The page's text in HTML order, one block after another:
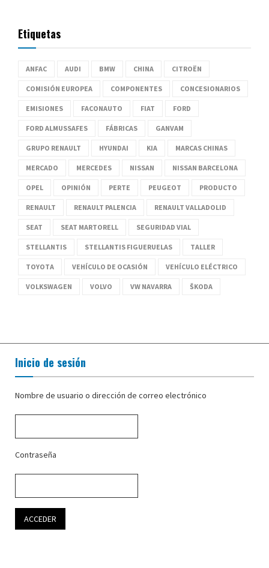
Etiquetas
ANFAC AUDI BMW CHINA CITROËN
COMISIÓN EUROPEA COMPONENTES CONCESIONARIOS
EMISIONES FACONAUTO FIAT FORD
FORD ALMUSSAFES FÁBRICAS GANVAM
GRUPO RENAULT HYUNDAI KIA MARCAS CHINAS
MERCADO MERCEDES NISSAN NISSAN BARCELONA
OPEL OPINIÓN PERTE PEUGEOT PRODUCTO
RENAULT RENAULT PALENCIA RENAULT VALLADOLID
SEAT SEAT MARTORELL SEGURIDAD VIAL
STELLANTIS STELLANTIS FIGUERUELAS TALLER
TOYOTA VEHÍCULO DE OCASIÓN VEHÍCULO ELÉCTRICO
VOLKSWAGEN VOLVO VW NAVARRA ŠKODA
Inicio de sesión
Nombre de usuario o dirección de correo electrónico
Contraseña